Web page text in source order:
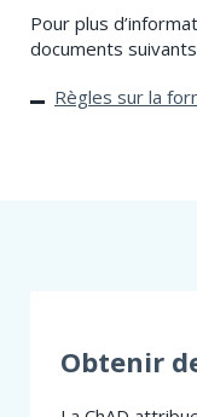
Pour plus
documents
Règles sur la
Obtenir